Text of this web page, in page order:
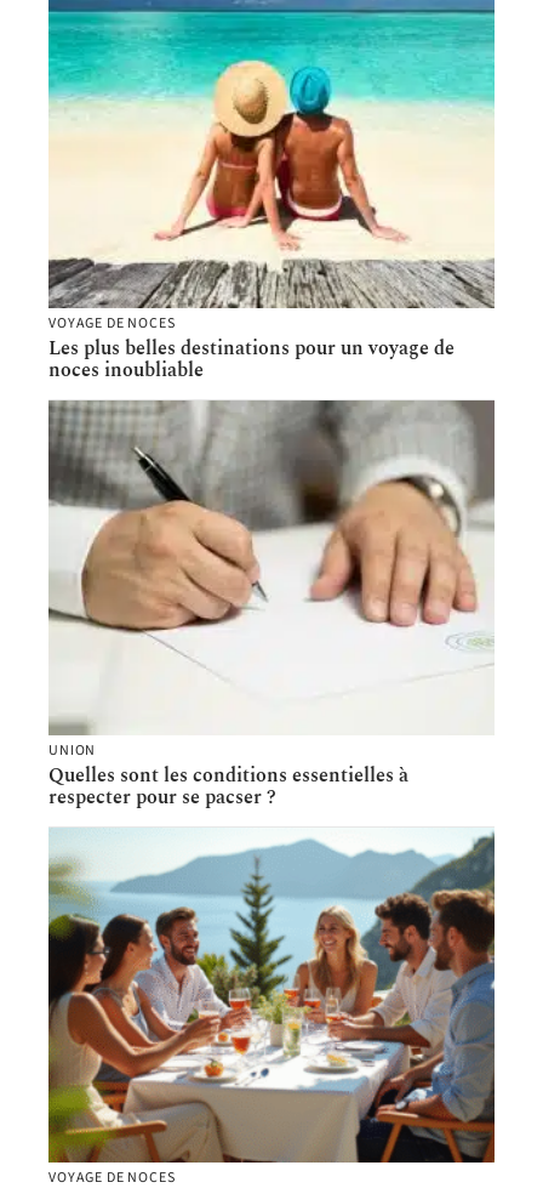
VOYAGE DE NOCES
Les plus belles destinations pour un voyage de
noces inoubliable
UNION
Quelles sont les conditions essentielles à
respecter pour se pacser ?
VOYAGE DE NOCES